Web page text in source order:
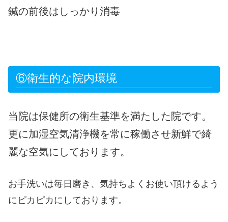
鍼の前後はしっかり消毒
⑥衛生的な院内環境
当院は保健所の衛生基準を満たした院です。
更に加湿空気清浄機を常に稼働させ新鮮で綺
麗な空気にしております。
お手洗いは毎日磨き、気持ちよくお使い頂けるよう
にピカピカにしております。